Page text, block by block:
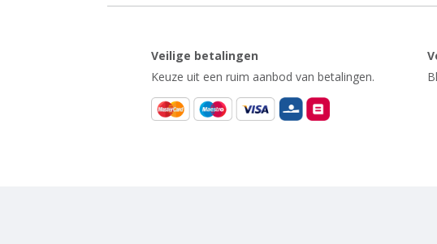
Veilige betalingen
Keuze uit een ruim aanbod van betalingen.